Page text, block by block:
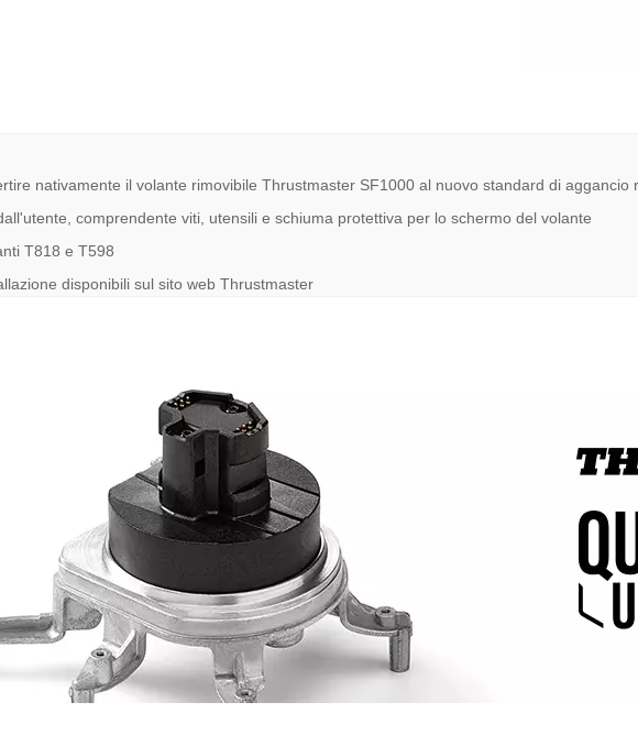
nativamente il volante rimovibile Thrustmaster SF1000 al nuovo standard di aggancio
comprendente viti, utensili e schiuma protettiva per lo schermo del volante
T818 e T598
disponibili sul sito web Thrustmaster